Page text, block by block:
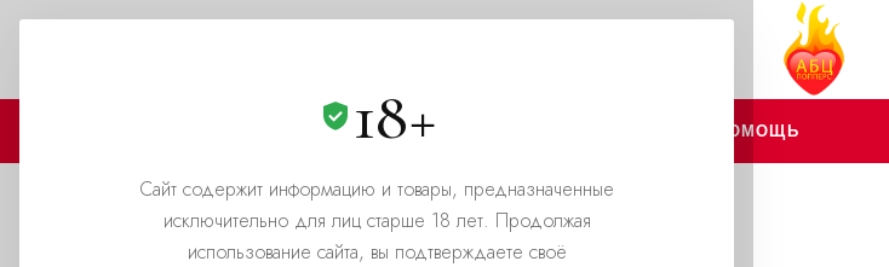
18+
Сайт содержит информацию и товары, предназначенные
исключительно для лиц старше 18 лет. Продолжая
использование сайта, вы подтверждаете своё
🛒 КАТАЛОГ 👨🏻‍💻 ПОМОЩЬ
Ошибки использования попперс